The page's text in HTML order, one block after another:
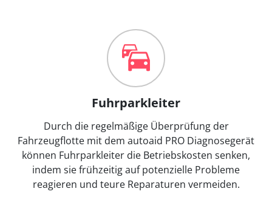
Fuhrparkleiter
Durch die regelmäßige Überprüfung der
Fahrzeugflotte mit dem autoaid PRO Diagnosegerät
können Fuhrparkleiter die Betriebskosten senken,
indem sie frühzeitig auf potenzielle Probleme
reagieren und teure Reparaturen vermeiden.